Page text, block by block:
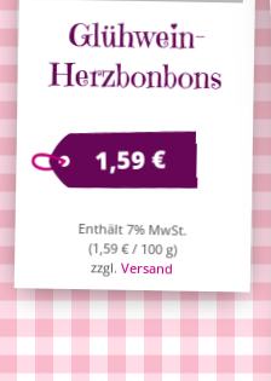
Glühwein-
Herzbonbons
1,59€
Enthält 7% MwSt.
(1,59€/ 100 g)
zzgl.Versand